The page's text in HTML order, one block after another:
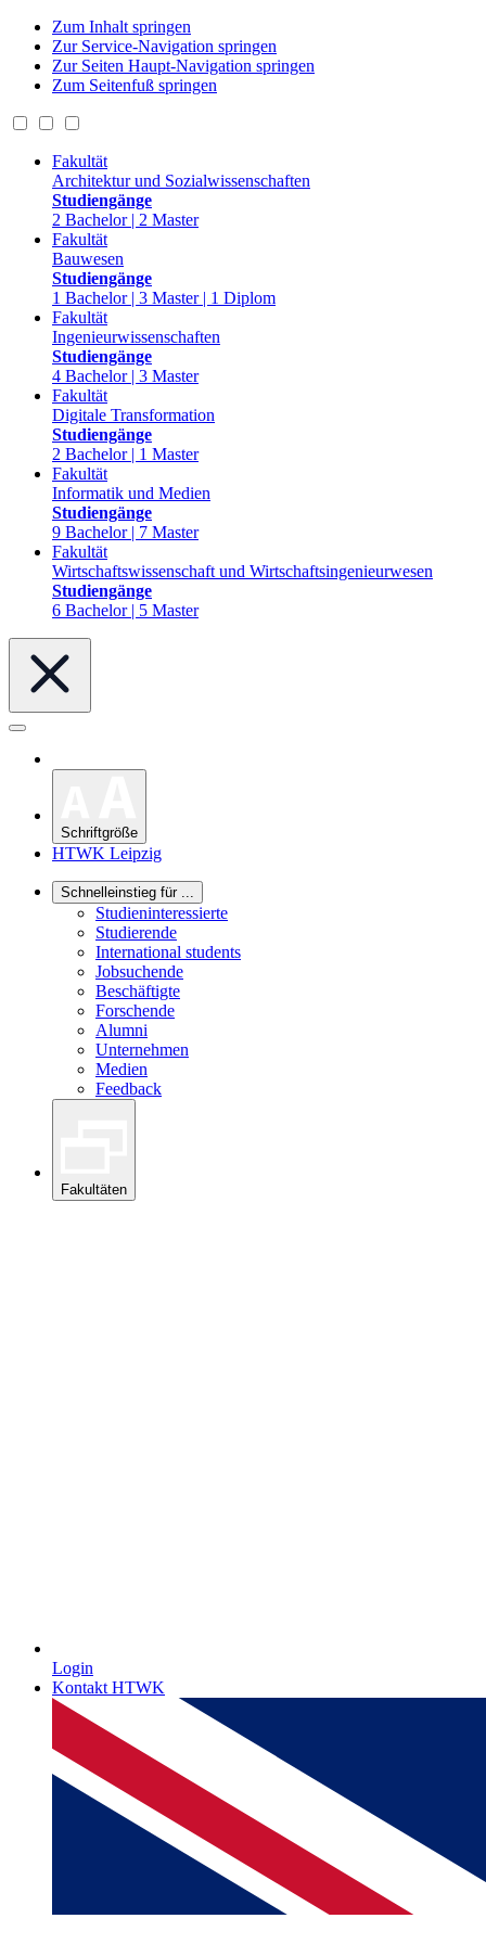
Zum Inhalt springen
Zur Service-Navigation springen
Zur Seiten Haupt-Navigation springen
Zum Seitenfuß springen
Fakultät
Architektur und Sozialwissenschaften
Studiengänge
2 Bachelor | 2 Master
Fakultät
Bauwesen
Studiengänge
1 Bachelor | 3 Master | 1 Diplom
Fakultät
Ingenieurwissenschaften
Studiengänge
4 Bachelor | 3 Master
Fakultät
Digitale Transformation
Studiengänge
2 Bachelor | 1 Master
Fakultät
Informatik und Medien
Studiengänge
9 Bachelor | 7 Master
Fakultät
Wirtschaftswissenschaft und Wirtschaftsingenieurwesen
Studiengänge
6 Bachelor | 5 Master
Schriftgröße
HTWK Leipzig
Schnelleinstieg für ...
Studieninteressierte
Studierende
International students
Jobsuchende
Beschäftigte
Forschende
Alumni
Unternehmen
Medien
Feedback
Fakultäten
Login
Kontakt HTWK